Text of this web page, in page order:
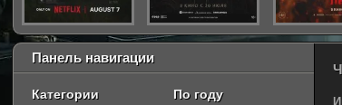
Панель навигации
Категории По году